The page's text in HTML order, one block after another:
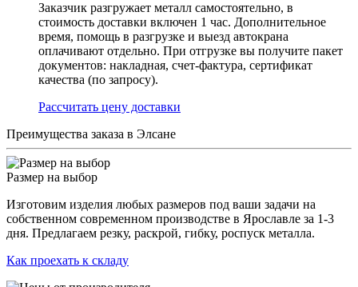
Заказчик разгружает металл самостоятельно, в
стоимость доставки включен 1 час. Дополнительное
время, помощь в разгрузке и выезд автокрана
оплачивают отдельно. При отгрузке вы получите пакет
документов: накладная, счет-фактура, сертификат
качества (по запросу).
Раcсчитать цену доставки
Преимущества заказа в Элсане
Размер на выбор
Изготовим изделия любых размеров под ваши задачи на
собственном современном производстве в Ярославле за 1-3
дня. Предлагаем резку, раскрой, гибку, роспуск металла.
Как проехать к складу